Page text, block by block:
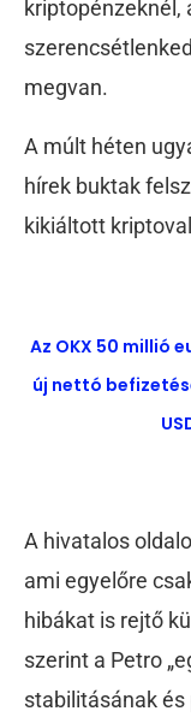
kriptopénzeknél,
megvan.
A múlt héten
hírek buktak
kikiáltott
Az OKX 50 millió
új nettó
A hivatalos
ami egyelőre
hibákat is rejtő
szerint a Petro
stabilitásának